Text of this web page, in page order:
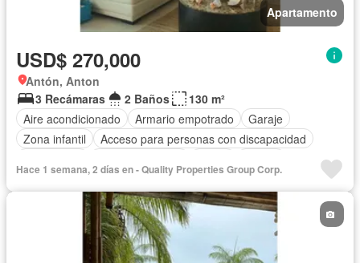
Apartamento
USD$ 270,000
Antón, Anton
3 Recámaras
2 Baños
130 m²
Aire acondicionado
Armario empotrado
Garaje
Zona infantil
Acceso para personas con discapacidad
Gimnasio
Cocina integral Internet
Gas natural
Piscina Agua Patio
Hace 1 semana, 2 días en - Quality Properties Group Corp.